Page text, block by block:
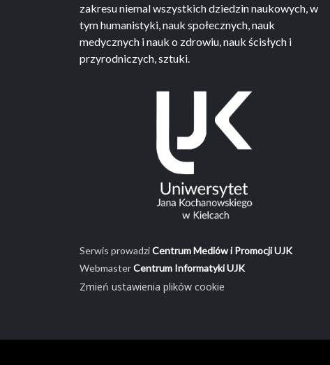
zakresu niemal wszystkich dziedzin naukowych, w
tym humanistyki, nauk społecznych, nauk
medycznych i nauk o zdrowiu, nauk ścisłych i
przyrodniczych, sztuki.
Serwis prowadziCentrum Mediów i Promocji UJK
WebmasterCentrum Informatyki UJK
Zmień ustawienia plików cookie